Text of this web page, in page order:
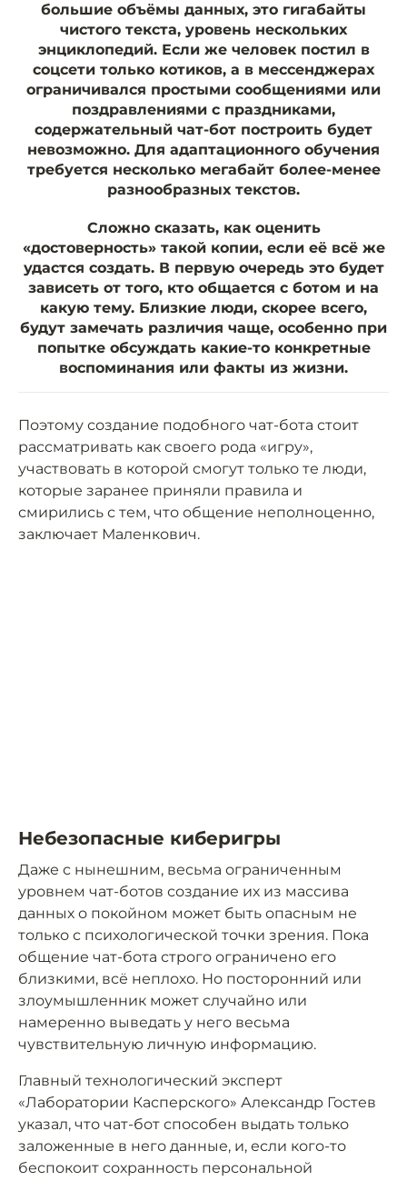
большие объёмы данных, это гигабайты
чистого текста, уровень нескольких
энциклопедий. Если же человек постил в
соцсети только котиков, а в мессенджерах
ограничивался простыми сообщениями или
поздравлениями с праздниками,
содержательный чат-бот построить будет
невозможно. Для адаптационного обучения
требуется несколько мегабайт более-менее
разнообразных текстов.
Сложно сказать, как оценить
«достоверность» такой копии, если её всё же
удастся создать. В первую очередь это будет
зависеть от того, кто общается с ботом и на
какую тему. Близкие люди, скорее всего,
будут замечать различия чаще, особенно при
попытке обсуждать какие-то конкретные
воспоминания или факты из жизни.
Поэтому создание подобного чат-бота стоит
рассматривать как своего рода «игру»,
участвовать в которой смогут только те люди,
которые заранее приняли правила и
смирились с тем, что общение неполноценно,
заключает Маленкович.
Небезопасные киберигры
Даже с нынешним, весьма ограниченным
уровнем чат-ботов создание их из массива
данных о покойном может быть опасным не
только с психологической точки зрения. Пока
общение чат-бота строго ограничено его
близкими, всё неплохо. Но посторонний или
злоумышленник может случайно или
намеренно выведать у него весьма
чувствительную личную информацию.
Главный технологический эксперт
«Лаборатории Касперского» Александр Гостев
указал, что чат-бот способен выдать только
заложенные в него данные, и, если кого-то
беспокоит сохранность персональной